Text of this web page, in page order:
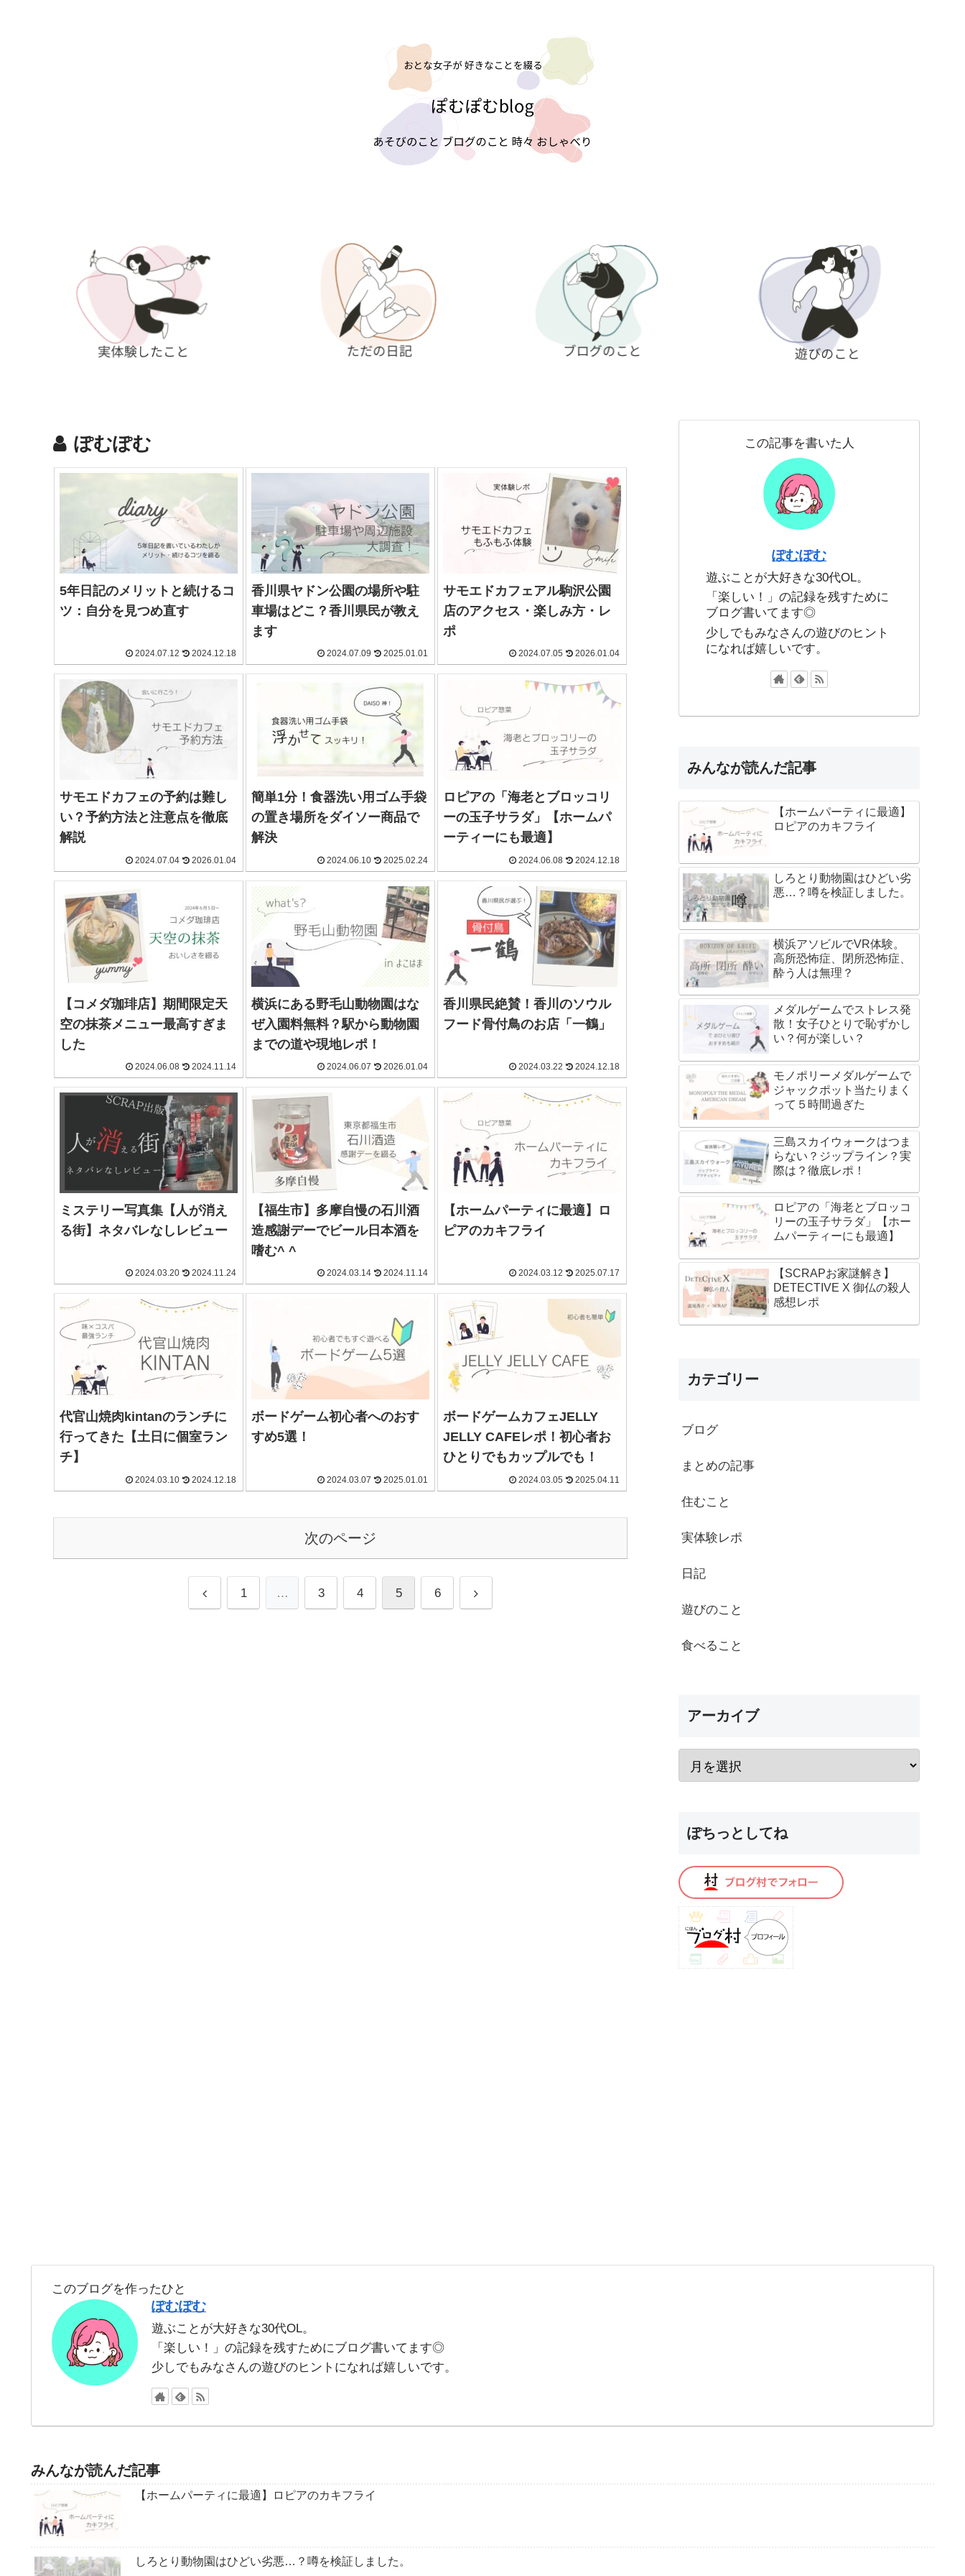
ぽむぽむ
5年日記のメリットと続けるコ
ツ：自分を見つめ直す
2024.07.12 2024.12.18
香川県ヤドン公園の場所や駐
車場はどこ？香川県民が教え
ます
2024.07.09 2025.01.01
サモエドカフェアル駒沢公園
店のアクセス・楽しみ方・レ
ポ
2024.07.05 2026.01.04
サモエドカフェの予約は難し
い？予約方法と注意点を徹底
解説
2024.07.04 2026.01.04
簡単1分！食器洗い用ゴム手袋
の置き場所をダイソー商品で
解決
2024.06.10 2025.02.24
ロピアの「海老とブロッコリ
ーの玉子サラダ」【ホームパ
ーティーにも最適】
2024.06.08 2024.12.18
【コメダ珈琲店】期間限定天
空の抹茶メニュー最高すぎま
した
2024.06.08 2024.11.14
横浜にある野毛山動物園はな
ぜ入園料無料？駅から動物園
までの道や現地レポ！
2024.06.07 2026.01.04
香川県民絶賛！香川のソウル
フード骨付鳥のお店「一鶴」
2024.03.22 2024.12.18
ミステリー写真集【人が消え
る街】ネタバレなしレビュー
2024.03.20 2024.11.24
【福生市】多摩自慢の石川酒
造感謝デーでビール日本酒を
嗜む^ ^
2024.03.14 2024.11.14
【ホームパーティに最適】ロ
ピアのカキフライ
2024.03.12 2025.07.17
代官山焼肉kintanのランチに
行ってきた【土日に個室ラン
チ】
2024.03.10 2024.12.18
ボードゲーム初心者へのおす
すめ5選！
2024.03.07 2025.01.01
ボードゲームカフェJELLY
JELLY CAFEレポ！初心者お
ひとりでもカップルでも！
2024.03.05 2025.04.11
次のページ
1 … 3 4 5 6
この記事を書いた人
ぽむぽむ
遊ぶことが大好きな30代OL。
「楽しい！」の記録を残すために
ブログ書いてます◎
少しでもみなさんの遊びのヒント
になれば嬉しいです。
みんなが読んだ記事
【ホームパーティに最適】
ロピアのカキフライ
しろとり動物園はひどい劣
悪…？噂を検証しました。
横浜アソビルでVR体験。
高所恐怖症、閉所恐怖症、
酔う人は無理？
メダルゲームでストレス発
散！女子ひとりで恥ずかし
い？何が楽しい？
モノポリーメダルゲームで
ジャックポット当たりまく
って５時間過ぎた
三島スカイウォークはつま
らない？ジップライン？実
際は？徹底レポ！
ロピアの「海老とブロッコ
リーの玉子サラダ」【ホー
ムパーティーにも最適】
【SCRAPお家謎解き】
DETECTIVE X 御仏の殺人
感想レポ
カテゴリー
ブログ
まとめの記事
住むこと
実体験レポ
日記
遊びのこと
食べること
アーカイブ
ぽちっとしてね
このブログを作ったひと
ぽむぽむ
遊ぶことが大好きな30代OL。
「楽しい！」の記録を残すためにブログ書いてます◎
少しでもみなさんの遊びのヒントになれば嬉しいです。
みんなが読んだ記事
【ホームパーティに最適】ロピアのカキフライ
しろとり動物園はひどい劣悪…？噂を検証しました。